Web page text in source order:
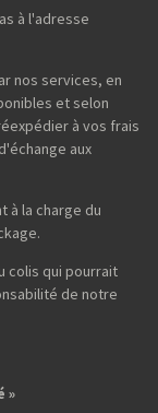
à l'adresse
nos services, en
et selon
à vos frais
aux
à la charge du
colis qui pourrait
de notre
»